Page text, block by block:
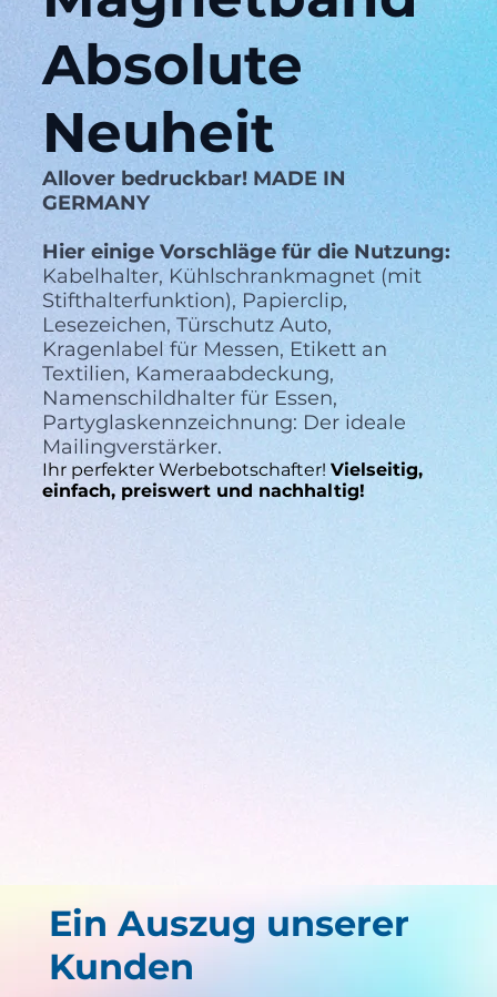
Absolute
Neuheit
Allover bedruckbar! MADE IN
GERMANY
Hier einige Vorschläge für die Nutzung:
Kabelhalter, Kühlschrankmagnet (mit
Stifthalterfunktion), Papierclip,
Lesezeichen, Türschutz Auto,
Kragenlabel für Messen, Etikett an
Textilien, Kameraabdeckung,
Namenschildhalter für Essen,
Partyglaskennzeichnung: Der ideale
Mailingverstärker.
Ihr perfekter Werbebotschafter!Vielseitig,
einfach, preiswert und nachhaltig!
Ein Auszug unserer
Kunden